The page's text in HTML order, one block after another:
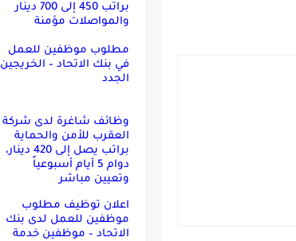
براتب 450 إلى 700 دينار
والمواصلات مؤمنة
مطلوب موظفين للعمل
في بنك الاتحاد – الخريجين
الجدد
وظائف شاغرة لدى شركة
العقرب للأمن والحماية
براتب يصل إلى 420 دينار،
دوام 5 أيام أسبوعياً
وتعيين مباشر
اعلان توظيف مطلوب
موظفين للعمل لدى بنك
الاتحاد – موظفين خدمة